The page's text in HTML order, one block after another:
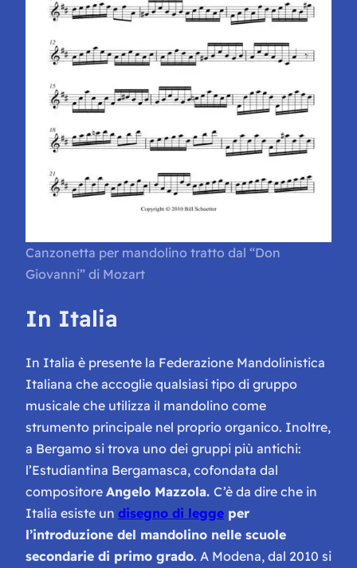
Canzonetta per mandolino tratto dal “Don
Giovanni” di Mozart
In Italia
In Italia è presente la Federazione Mandolinistica
Italiana che accoglie qualsiasi tipo di gruppo
musicale che utilizza il mandolino come
strumento principale nel proprio organico. Inoltre,
a Bergamo si trova uno dei gruppi più antichi:
l’Estudiantina Bergamasca, cofondata dal
compositore Angelo Mazzola. C’è da dire che in
Italia esiste un disegno di legge per
l’introduzione del mandolino nelle scuole
secondarie di primo grado. A Modena, dal 2010 si